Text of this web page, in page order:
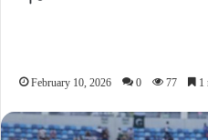
February 10, 2026 0 77 1